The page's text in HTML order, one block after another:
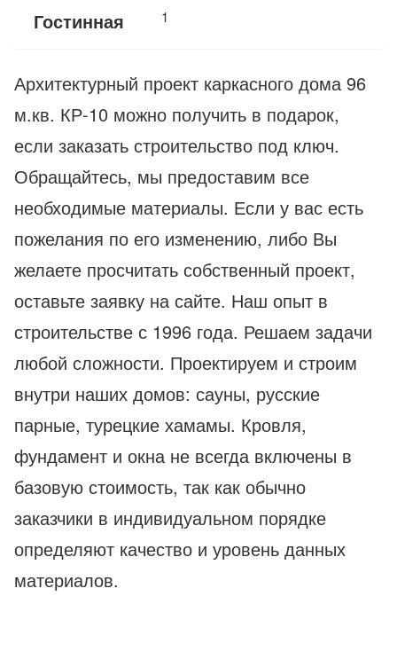
Гостинная 1
Архитектурный проект каркасного дома 96
м.кв. КР-10 можно получить в подарок,
если заказать строительство под ключ.
Обращайтесь, мы предоставим все
необходимые материалы. Если у вас есть
пожелания по его изменению, либо Вы
желаете просчитать собственный проект,
оставьте заявку на сайте. Наш опыт в
строительстве с 1996 года. Решаем задачи
любой сложности. Проектируем и строим
внутри наших домов: сауны, русские
парные, турецкие хамамы. Кровля,
фундамент и окна не всегда включены в
базовую стоимость, так как обычно
заказчики в индивидуальном порядке
определяют качество и уровень данных
материалов.